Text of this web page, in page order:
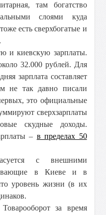
там богатство
слоями куда
есть сверхбогатые и
и киевскую зарплаты.
32.000 рублей. Для
зарплата составляет
не так давно писали
это официальные
сверхзарплаты
скудные доходы.
– в пределах 50
с внешними
в Киеве и в
уровень жизни (в их
за время